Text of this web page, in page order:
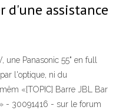
d'une assistance
Panasonic 55" en full
l'optique, ni du
«[TOPIC] Barre JBL Bar
- 30091416 - sur le forum